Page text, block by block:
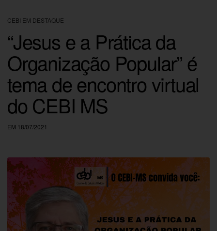
CEBI EM DESTAQUE
“Jesus e a Prática da
Organização Popular” é
tema de encontro virtual
do CEBI MS
EM 18/07/2021